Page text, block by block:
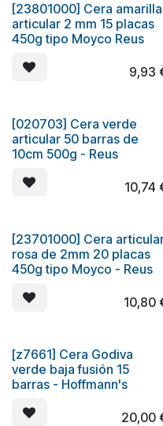
[23801000] Cera amarilla
articular 2 mm 15 placas
450g tipo Moyco Reus
9,93
[020703] Cera verde
articular 50 barras de
10cm 500g - Reus
10,74
[23701000] Cera
rosa de 2mm 20 placas
450g tipo Moyco - Reus
10,80
[z7661] Cera Godiva
verde baja fusión 15
barras - Hoffmann's
20,00